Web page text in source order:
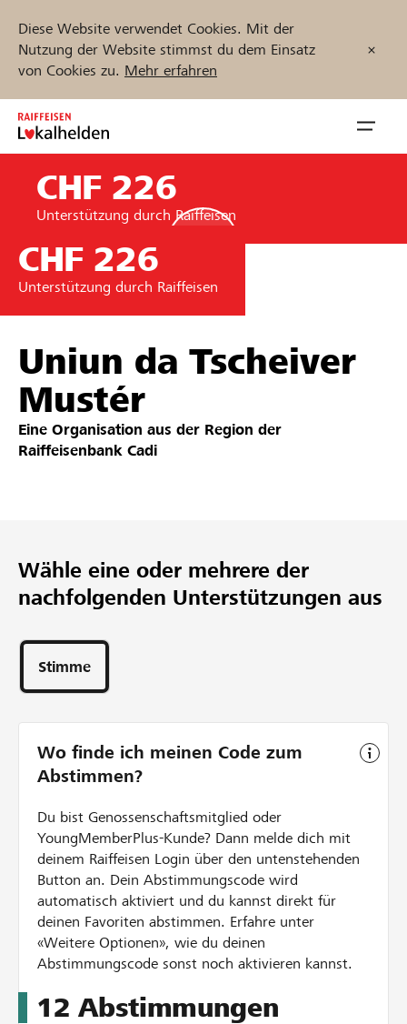
Diese Website verwendet Cookies. Mit der
Nutzung der Website stimmst du dem Einsatz
von Cookies zu. Mehr erfahren
Zum
Inhalt
springen
öffnen
Unterstützen
Hilfe & Support
Partner / Raiffeisenbank
Registrieren
Projekte und Organisationen finden
Jetzt starten
FR
CHF 226
Unterstützung durch Raiffeisen
CHF 226
Unterstützung durch Raiffeisen
Uniun da Tscheiver
Mustér
Eine Organisation aus der Region der
Raiffeisenbank Cadi
Wähle eine oder mehrere der
nachfolgenden Unterstützungen aus
Stimme
Wo finde ich meinen Code zum
Abstimmen?
Du bist Genossenschaftsmitglied oder
YoungMemberPlus-Kunde? Dann melde dich mit
deinem Raiffeisen Login über den untenstehenden
Button an. Dein Abstimmungscode wird
automatisch aktiviert und du kannst direkt für
deinen Favoriten abstimmen. Erfahre unter
«Weitere Optionen», wie du deinen
Abstimmungscode sonst noch aktivieren kannst.
12 Abstimmungen